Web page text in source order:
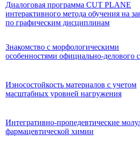
Диалоговая программа CUT PLANE
интерактивного метода обучения на
по графическим дисциплинам
Знакомство с морфологическими
особенностями официально-делового
Износостойкость материалов с учетом
масштабных уровней нагружения
Интегративно-пропедевтические
фармацевтической химии